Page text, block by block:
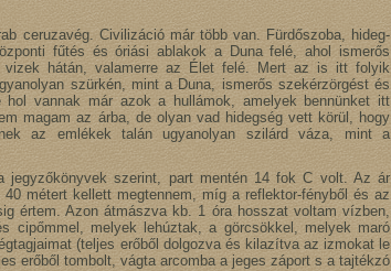
ceruzavég. Civilizáció már több van. Fürdőszoba, hideg-
fűtés és óriási ablakok a Duna felé, ahol ismerős
vizek hátán, valamerre az Élet felé. Mert az is itt folyik
szürkén, mint a Duna, ismerős szekérzörgést és
vannak már azok a hullámok, amelyek bennünket itt
magam az árba, de olyan vad hidegség vett körül, hogy
az emlékek talán ugyanolyan szilárd váza, mint a
jegyzőkönyvek szerint, part mentén 14 fok C volt. Az ár
métert kellett megtennem, míg a reflektor-fényből és az
értem. Azon átmászva kb. 1 óra hosszat voltam vízben,
cipőmmel, melyek lehúztak, a görcsökkel, melyek maró
(teljes erőből dolgozva és kilazítva az izmokat le
erőből tombolt, vágta arcomba a jeges záport s a tajtékzó